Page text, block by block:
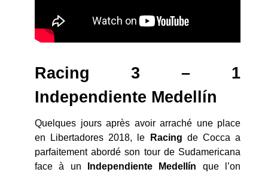
Racing 3 – 1
Independiente Medellín
Quelques jours après avoir arraché une place
en Libertadores 2018, le
Racing de Cocca a
parfaitement abordé son tour de Sudamericana
face à un
Independiente Medellín que l’on